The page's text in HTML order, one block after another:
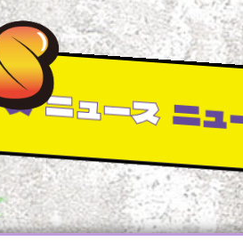
ニュース ニュース